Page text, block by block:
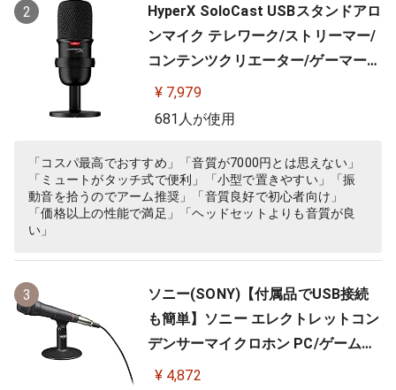
2
HyperX SoloCast USBスタンドアロ
ンマイク テレワーク/ストリーマー/
コンテンツクリエーター/ゲーマー向
け/PC,PS4,PS5使用可能 メーカー 2
年保証 HMIS1X-XX-BK/G ( 4P5P8A
¥ 7,979
681人が使用
「コスパ最高でおすすめ」「音質が7000円とは思えない」
「ミュートがタッチ式で便利」「小型で置きやすい」「振
動音を拾うのでアーム推奨」「音質良好で初心者向け」
「価格以上の性能で満足」「ヘッドセットよりも音質が良
い」
3
ソニー(SONY)【付属品でUSB接続
も簡単】ソニー エレクトレットコン
デンサーマイクロホン PC/ゲーム用
ECM-PCV80U
¥ 4,872